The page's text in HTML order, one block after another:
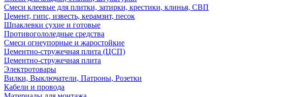
Смеси клеевые для плитки, затирки, крестики, клинья, СВП
Цемент, гипс, известь, керамзит, песок
Шпаклевки сухие и готовые
Противогололедные средства
Смеси огнеупорные и жаростойкие
Цементно-стружечная плита (ЦСП)
Цементно-стружечная плита
Электротовары
Вилки, Выключатели, Патроны, Розетки
Кабели и провода